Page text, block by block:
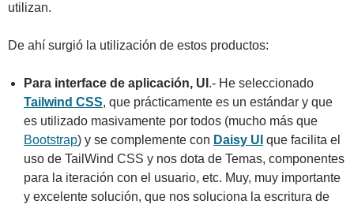
utilizan.
De ahí surgió la utilización de estos productos:
Para interface de aplicación, UI .- He seleccionado
Tailwind CSS, que prácticamente es un estándar y que
es utilizado masivamente por todos (mucho más que
Bootstrap) y se complemente con Daisy UI que facilita el
uso de TailWind CSS y nos dota de Temas, componentes
para la iteración con el usuario, etc. Muy, muy importante
y excelente solución, que nos soluciona la escritura de